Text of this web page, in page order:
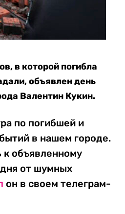
в которой погибла
объявлен день
Валентин Кукин.
по погибшей и
в нашем городе.
к объявленному
от шумных
он в своем телеграм-